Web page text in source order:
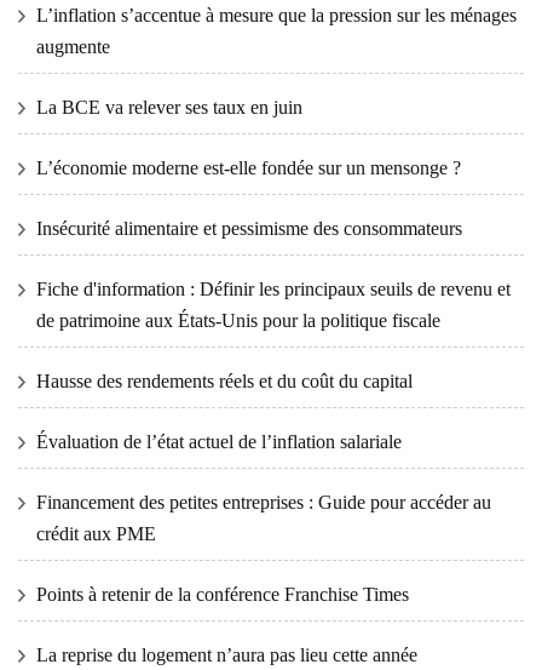
L’inflation s’accentue à mesure que la pression sur les ménages
augmente
La BCE va relever ses taux en juin
L’économie moderne est-elle fondée sur un mensonge ?
Insécurité alimentaire et pessimisme des consommateurs
Fiche d'information : Définir les principaux seuils de revenu et
de patrimoine aux États-Unis pour la politique fiscale
Hausse des rendements réels et du coût du capital
Évaluation de l’état actuel de l’inflation salariale
Financement des petites entreprises : Guide pour accéder au
crédit aux PME
Points à retenir de la conférence Franchise Times
La reprise du logement n’aura pas lieu cette année